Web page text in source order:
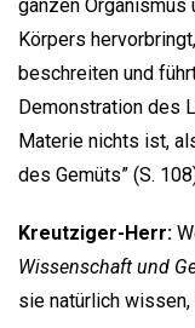
ganzen
Körpers
beschreiten und
Demonstration des
Materie nichts ist,
des Gemüts” (S.
Kreutziger-Herr:
Wissenschaft und
sie natürlich wissen,